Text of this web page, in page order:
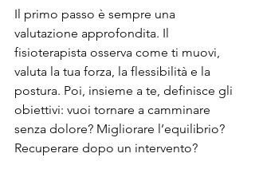
Il primo passo è sempre una
valutazione approfondita. Il
fisioterapista osserva come ti muovi,
valuta la tua forza, la flessibilità e la
postura. Poi, insieme a te, definisce gli
obiettivi: vuoi tornare a camminare
senza dolore? Migliorare l’equilibrio?
Recuperare dopo un intervento?